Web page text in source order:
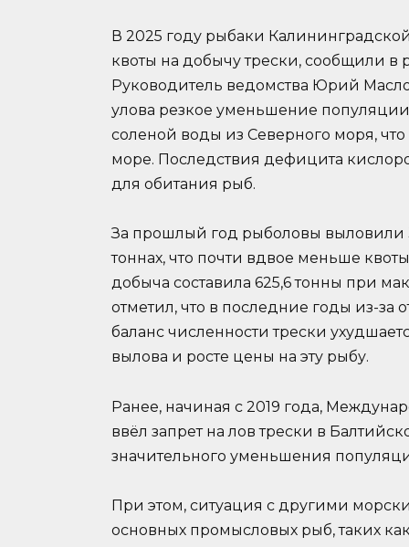
В 2025 году рыбаки
квоты на добычу трески, сообщили в
Руководитель ведомства Юрий
улова резкое уменьшение популяции
соленой воды из Северного моря,
море. Последствия дефицита
для обитания рыб.
За прошлый год рыболовы выловили
тоннах, что почти вдвое меньше
добыча составила 625,6 тонны при
отметил, что в последние годы из-за
баланс численности трески
вылова и росте цены на эту рыбу.
Ранее, начиная с 2019 года,
ввёл запрет на лов трески в
значительного уменьшения
При этом, ситуация с другими
основных промысловых рыб, таких